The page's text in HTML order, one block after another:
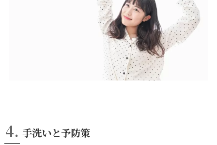
4. 手洗いと予防策